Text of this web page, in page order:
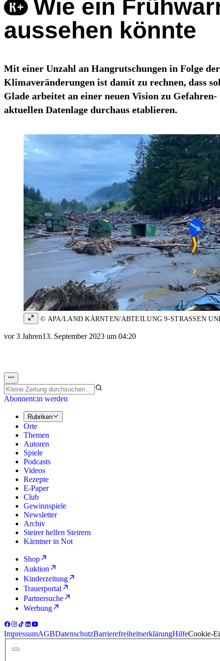
Wie ein
aussehen könnte
Mit einer Unzahl an Hangrutschungen in Folge
Klimaveränderungen ist damit zu rechnen, dass
Glade arbeitet an einer neuen Vision zu
aktuellen Datenlage durchaus etablieren.
© APA/LAND KÄRNTEN/ABTEILUNG 9-STRASSEN
vor 3 Jahren13. September 2023 um 04:20
Abonnent:in werden
Rubriken
Orte
Themen
Autoren
Spiele
Podcasts
Videos
Rezepte
E-Paper
Club
Gewinnspiele
Newsletter
Archiv
Steirer helfen Steirern
Kärntner in Not
Shop
Auktion
Kinderzeitung
Trauerportal
Partnersuche
Werbung
ImpressumAGBDatenschutzBarrierefreiheitserklärungHilfeCookie-